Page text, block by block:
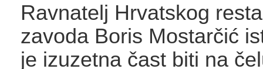
Ravnatelj Hrvatskog
zavoda Boris Mostarčić
je izuzetna čast biti na